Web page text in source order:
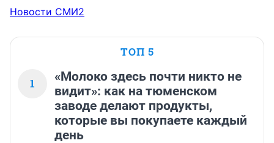
Новости СМИ2
ТОП 5
1
«Молоко здесь почти никто не
видит»: как на тюменском
заводе делают продукты,
которые вы покупаете каждый
день